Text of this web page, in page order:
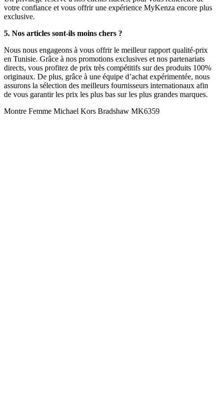
votre confiance et vous offrir une expérience MyKenza encore plus
exclusive.
5. Nos articles sont-ils moins chers ?
Nous nous engageons à vous offrir le meilleur rapport qualité-prix
en Tunisie. Grâce à nos promotions exclusives et nos partenariats
directs, vous profitez de prix très compétitifs sur des produits 100%
originaux. De plus, grâce à une équipe d’achat expérimentée, nous
assurons la sélection des meilleurs fournisseurs internationaux afin
de vous garantir les prix les plus bas sur les plus grandes marques.
Montre Femme Michael Kors Bradshaw MK6359